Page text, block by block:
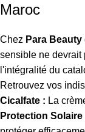
Maroc
Chez Para
sensible ne devrait
l'intégralité du
Retrouvez vos
Cicalfate : La
Protection Solaire